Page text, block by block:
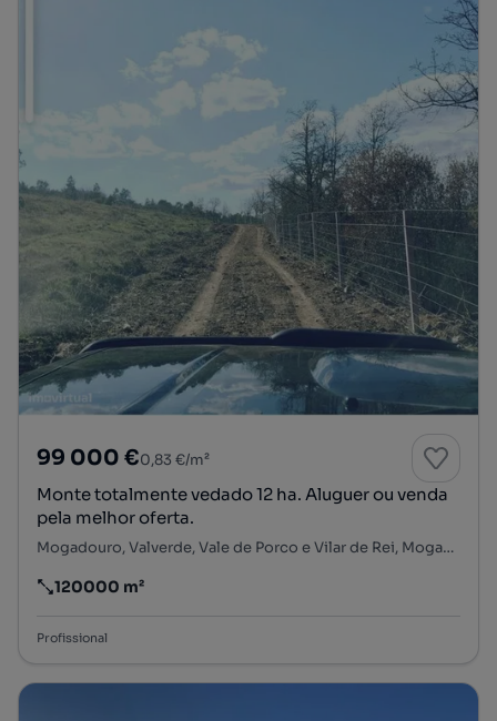
99 000 €0,83 €/m²
Monte totalmente vedado 12 ha. Aluguer ou venda
pela melhor oferta.
Mogadouro, Valverde, Vale de Porco e Vilar de Rei, Mogadouro, Bragança
Preço por metro quadrado
120000 m²
Profissional